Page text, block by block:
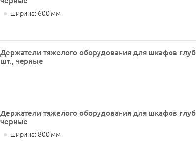
● ширина: 600 мм
Держатели тяжелого оборудования для шкафов
шт., черные
Держатели тяжелого оборудования для шкафов
черные
● ширина: 800 мм